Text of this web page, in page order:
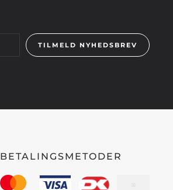
TILMELD NYHEDSBREV
BETALINGSMETODER